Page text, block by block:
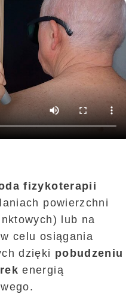
fizykoterapii
powierzchni
lub na
celu osiągania
dzięki pobudzeniu
energią